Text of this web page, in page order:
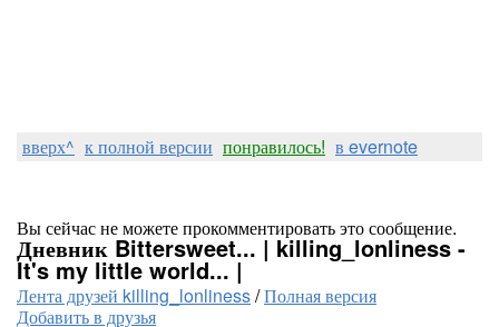
вверх^ к полной версии понравилось! в evernote
Вы сейчас не можете прокомментировать это сообщение.
Дневник Bittersweet... | killing_lonliness -
It's my little world... |
Лента друзей killing_lonliness/Полная версия
Добавить в друзья